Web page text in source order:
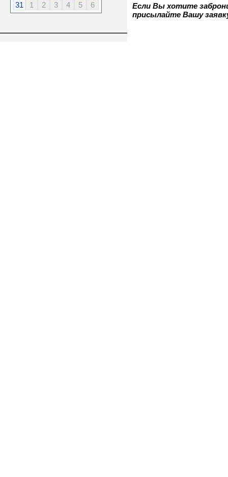
Если Вы хотите
присылайте Вашу
31
1 2 3 4 5 6